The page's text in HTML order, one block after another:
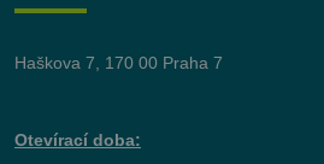
Haškova 7, 170 00 Praha 7
Otevírací doba: